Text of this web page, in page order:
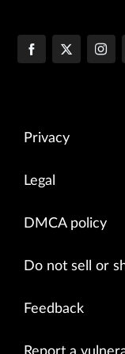
Privacy
Legal
DMCA policy
Do not sell or
Feedback